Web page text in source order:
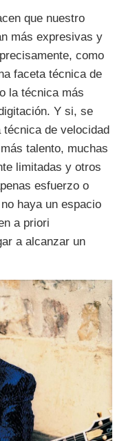
que nuestro
más expresivas y
como
faceta técnica de
la técnica más
Y si, se
técnica de velocidad
talento, muchas
limitadas y otros
esfuerzo o
haya un espacio
a priori
a alcanzar un